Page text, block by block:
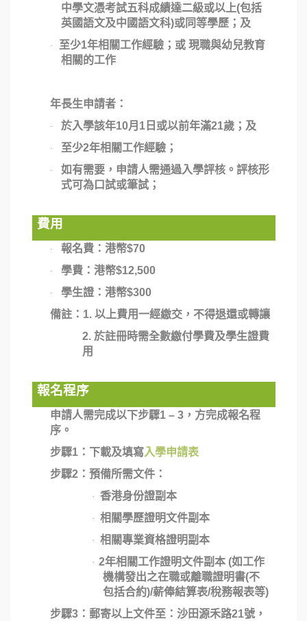
中學文憑考試五科成績達二級或以上(包括
英國語文及中國語文科)或同等學歷；及
· 至少1年相關工作經驗；或 現職與幼兒教育
相關的工作
年長生申請者：
· 於入學該年10月 1日或以前年滿21歲；及
· 至少2年相關工作經驗；
·
如有需要，申請人需通過入學評核。評核形
式可為口試或筆試；
費用
· 報名費：港幣$70
· 學費：港幣$12,500
· 學生證：港幣$300
備註： 1. 以上費用一經繳交，不得退還或轉讓
2.於註冊時需全數繳付學費及學生證費
用
報名程序
申請人需完成以下步驟1 –3，方完成報名程
序。
步驟1：下載及填寫入學申請表
步驟2：預備所需文件：
· 香港身份證副本
· 相關學歷證明文件副本
· 相關專業資格證明副本
· 2年相關工作證明文件副本(如工作
機構發出之在職或離職證明書(不
包括合約)/薪俸結算表/稅務報表等)
步驟3：郵寄以上文件至：沙田源禾路21號，